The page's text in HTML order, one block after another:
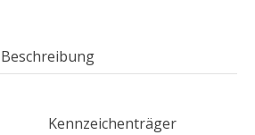
Beschreibung
Kennzeichenträger